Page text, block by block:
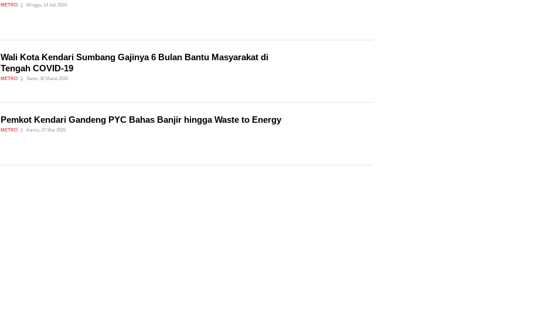
METRO Minggu, 14 Juli 2024
Wali Kota Kendari Sumbang Gajinya 6 Bulan Bantu Masyarakat di
Tengah COVID-19
METRO Senin, 30 Maret 2020
Pemkot Kendari Gandeng PYC Bahas Banjir hingga Waste to Energy
METRO Kamis, 07 Mei 2026